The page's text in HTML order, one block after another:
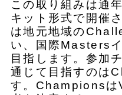
この取り組みは通
キット形式で開催
は地元地域の
い、国際Masters
目指します。参加
通じて目指すのは
す。Championsは